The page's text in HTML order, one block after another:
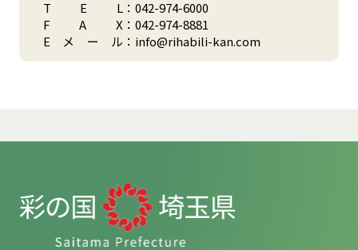
T
E L： 042-974-6000
F
A X ： 042-974-8881
E
メ ー ル ： info@rihabili-kan.com